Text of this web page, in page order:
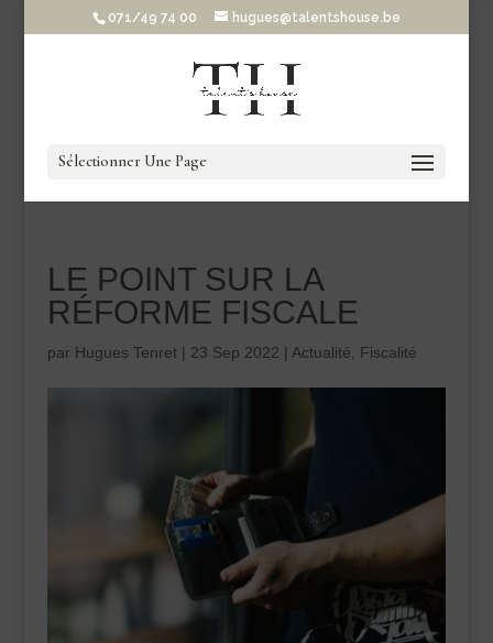
071/49 74 00 hugues@talentshouse.be
Sélectionner Une Page
LE POINT SUR LA
RÉFORME FISCALE
par Hugues Tenret| 23 Sep 2022 | Actualité Fiscalité